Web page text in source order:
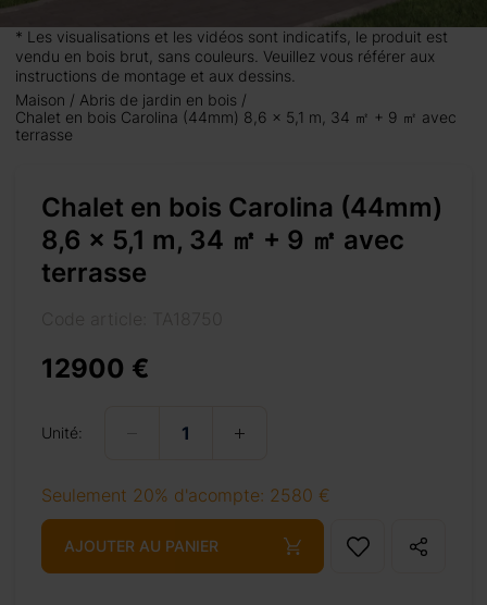
* Les visualisations et les vidéos sont indicatifs, le produit est
vendu en bois brut, sans couleurs. Veuillez vous référer aux
instructions de montage et aux dessins.
Maison
Abris de jardin en bois
Chalet en bois Carolina (44mm) 8,6 x 5,1 m, 34 ㎡ + 9 ㎡ avec
terrasse
Chalet en bois Carolina (44mm)
8,6 x 5,1 m, 34 ㎡ + 9 ㎡ avec
terrasse
12900 €
Unité:
Seulement 20% d'acompte: 2580 €
AJOUTER AU PANIER
dans le salon, une
la cabane en bois
+ 69 €